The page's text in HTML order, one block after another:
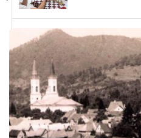
SANATATE
SPORT
SPECIAL
POLITIC
LIFE